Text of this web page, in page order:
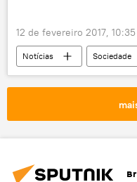
12 de fevereiro 2017, 10:35
Notícias Sociedade
arma nuclear
base